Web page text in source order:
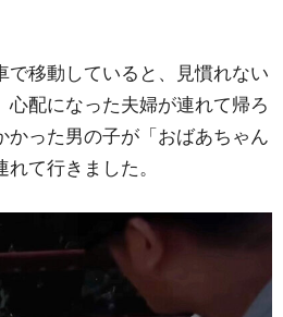
で移動していると、見慣れない
心配になった夫婦が連れて帰ろ
かった男の子が「おばあちゃん
て行きました。